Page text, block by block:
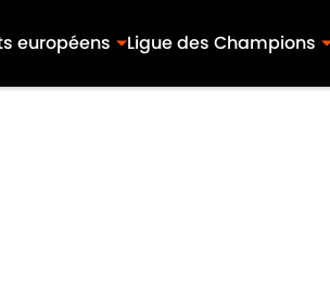
européens Ligue des Champions